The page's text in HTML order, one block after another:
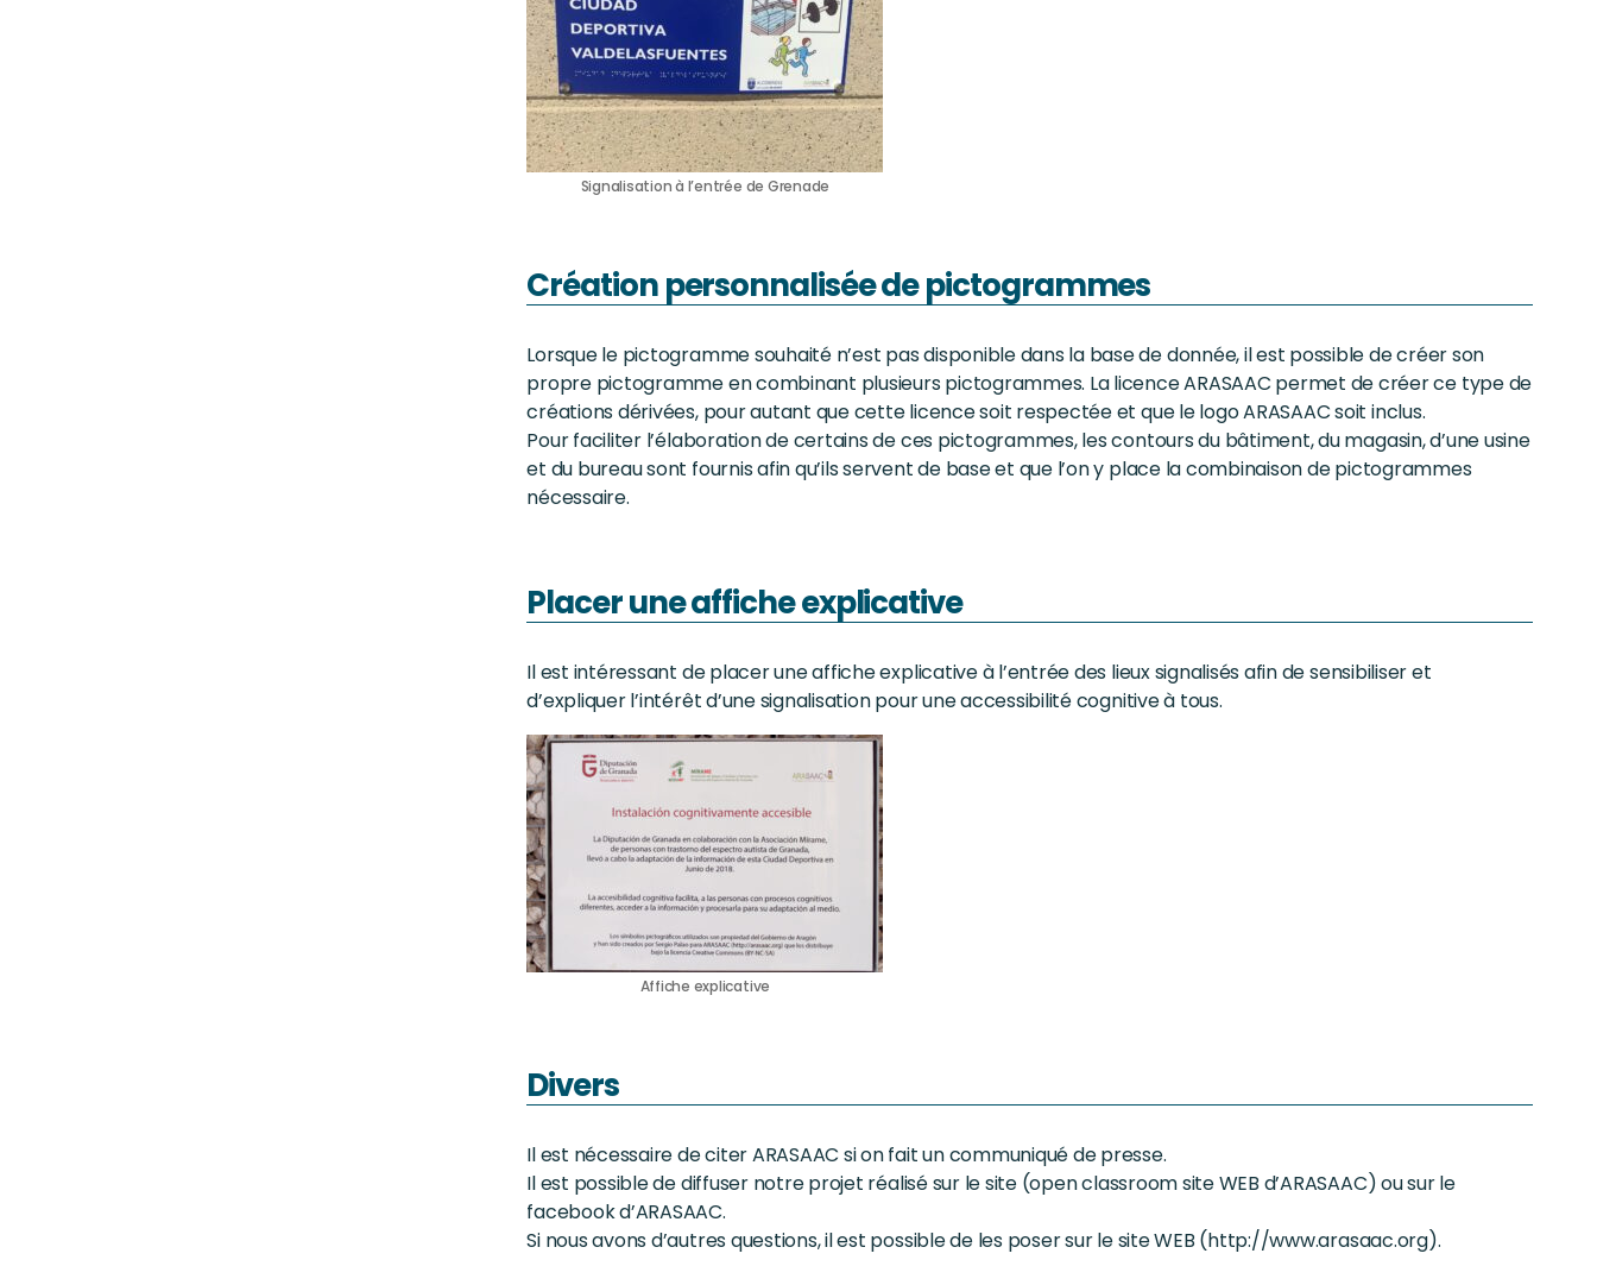
Signalisation à l’entrée de Grenade
Création personnalisée de pictogrammes
Lorsque le pictogramme souhaité n’est pas disponible dans la base de donnée, il est possible de créer son
propre pictogramme en combinant plusieurs pictogrammes. La licence ARASAAC permet de créer ce type de
créations dérivées, pour autant que cette licence soit respectée et que le logo ARASAAC soit inclus.
Pour faciliter l’élaboration de certains de ces pictogrammes, les contours du bâtiment, du magasin, d’une usine
et du bureau sont fournis afin qu’ils servent de base et que l’on y place la combinaison de pictogrammes
nécessaire.
Placer une affiche explicative
Il est intéressant de placer une affiche explicative à l’entrée des lieux signalisés afin de sensibiliser et
d’expliquer l’intérêt d’une signalisation pour une accessibilité cognitive à tous.
Affiche explicative
Divers
Il est nécessaire de citer ARASAAC si on fait un communiqué de presse.
Il est possible de diffuser notre projet réalisé sur le site (open classroom site WEB d’ARASAAC) ou sur le
facebook d’ARASAAC.
Si nous avons d’autres questions, il est possible de les poser sur le site WEB (http://www.arasaac.org).